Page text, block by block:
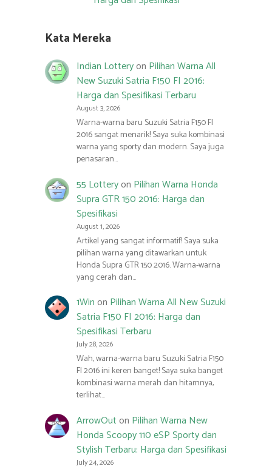
Kata Mereka
Indian Lotteryon Pilihan Warna All
New Suzuki Satria F150 FI 2016:
Harga dan Spesifikasi Terbaru
August 3, 2026
Warna-warna baru Suzuki Satria F150 FI
2016 sangat menarik! Saya suka kombinasi
warna yang sporty dan modern. Saya juga
penasaran…
55 Lotteryon Pilihan Warna Honda
Supra GTR 150 2016: Harga dan
Spesifikasi
August 1, 2026
Artikel yang sangat informatif! Saya suka
pilihan warna yang ditawarkan untuk
Honda Supra GTR 150 2016. Warna-warna
yang cerah dan…
1Winon Pilihan Warna All New Suzuki
Satria F150 FI 2016: Harga dan
Spesifikasi Terbaru
July 28, 2026
Wah, warna-warna baru Suzuki Satria F150
FI 2016 ini keren banget! Saya suka banget
kombinasi warna merah dan hitamnya,
terlihat…
ArrowOuton Pilihan Warna New
Honda Scoopy 110 eSP Sporty dan
Stylish Terbaru: Harga dan Spesifikasi
July 24, 2026